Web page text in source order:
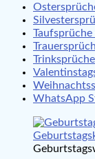
WhatsApp